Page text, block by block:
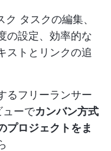
ク タスクの編集、
の設定、効率的な
ストとリンクの追
るフリーランサー
ーでカンバン方式
プロジェクトをま